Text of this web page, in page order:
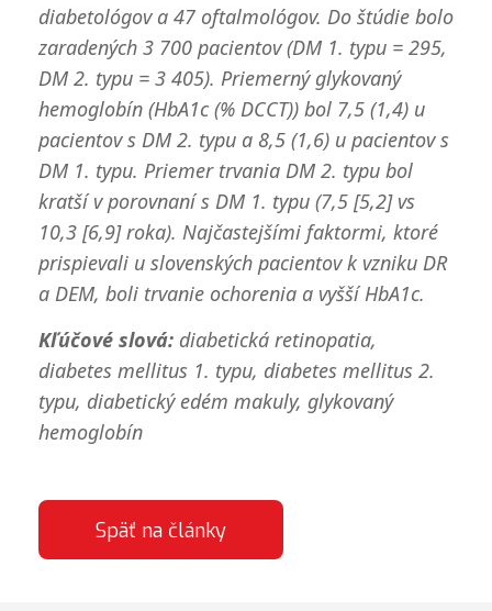
diabetológov a 47 oftalmológov. Do štúdie bolo
zaradených 3 700 pacientov (DM 1. typu = 295,
DM 2. typu = 3 405). Priemerný glykovaný
hemoglobín (HbA1c (% DCCT)) bol 7,5 (1,4) u
pacientov s DM 2. typu a 8,5 (1,6) u pacientov s
DM 1. typu. Priemer trvania DM 2. typu bol
kratší v porovnaní s DM 1. typu (7,5 [5,2] vs
10,3 [6,9] roka). Najčastejšími faktormi, ktoré
prispievali u slovenských pacientov k vzniku DR
a DEM, boli trvanie ochorenia a vyšší HbA1c.
Kľúčové slová: diabetická retinopatia,
diabetes mellitus 1. typu, diabetes mellitus 2.
typu, diabetický edém makuly, glykovaný
hemoglobín
Späť na články